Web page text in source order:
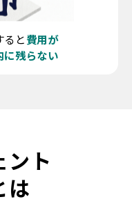
と費用が
に残らない
ント
は